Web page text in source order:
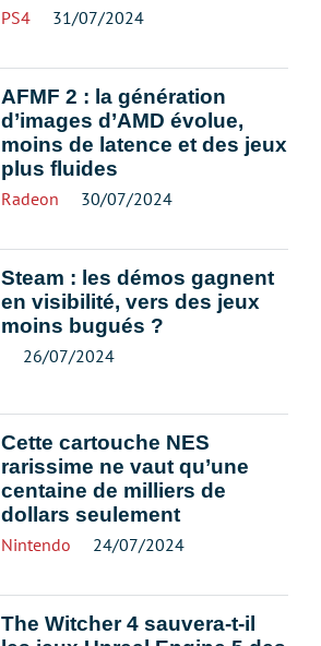
PS4 31/07/2024
AFMF 2 : la génération
d’images d’AMD évolue,
moins de latence et des jeux
plus fluides
Radeon 30/07/2024
Steam : les démos gagnent
en visibilité, vers des jeux
moins bugués ?
26/07/2024
Cette cartouche NES
rarissime ne vaut qu’une
centaine de milliers de
dollars seulement
Nintendo 24/07/2024
The Witcher 4 sauvera-t-il